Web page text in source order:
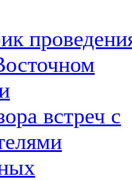
встреч с